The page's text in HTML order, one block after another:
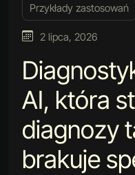
Przykłady zastosowań
2 lipca, 2026
AI, która
diagnozy
brakuje